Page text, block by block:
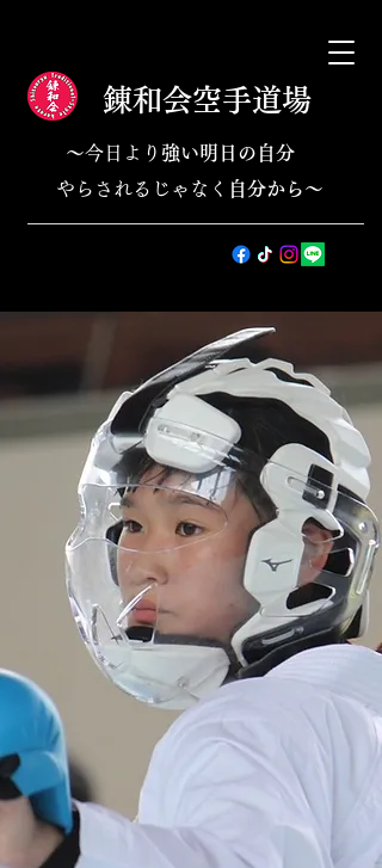
錬和会空手道場
​​〜今日より 強い明日の自分
やらされるじゃなく 自分から〜